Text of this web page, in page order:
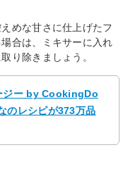
めな甘さに仕上げたフ
合は、ミキサーに入れ
り除きましょう。
ジー by CookingDo
のレシピが373万品